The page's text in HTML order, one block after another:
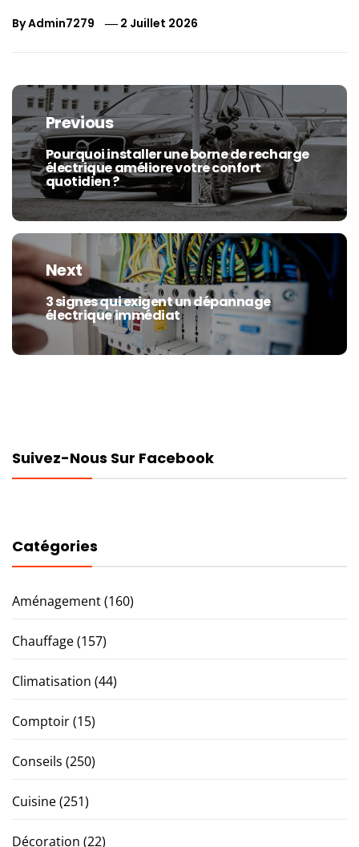
ByAdmin7279 2 Juillet 2026
Navigation
de
l’article
Previous
Previous
post:
Pourquoi installer une borne de recharge
électrique améliore votre confort
quotidien ?
Next
Next
post:
3 signes qui exigent un dépannage
électrique immédiat
Suivez-Nous Sur Facebook
Catégories
Aménagement(160)
Chauffage(157)
Climatisation (44)
Comptoir(15)
Conseils (250)
Cuisine(251)
Décoration (22)